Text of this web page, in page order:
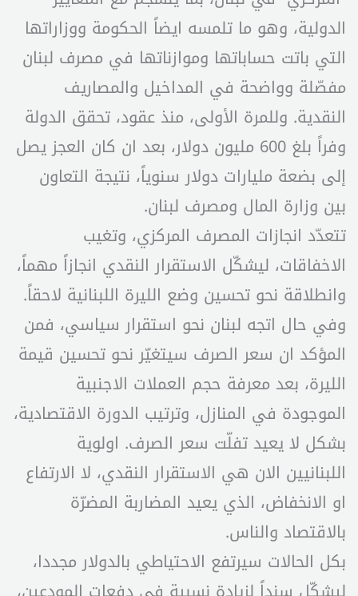
الدولية، وهو ما تلمسه ايضاً الحكومة ووزاراتها
التي باتت حساباتها وموازناتها في مصرف لبنان
مفصّلة وواضحة في المداخيل والمصاريف
النقدية. وللمرة الأولى، منذ عقود، تحقق الدولة
وفراً بلغ 600 مليون دولار، بعد ان كان العجز يصل
إلى بضعة مليارات دولار سنوياً، نتيجة التعاون
بين وزارة المال ومصرف لبنان.
تتعدّد انجازات المصرف المركزي، وتغيب
الاخفاقات، ليشكّل الاستقرار النقدي انجازاً مهماً،
وانطلاقة نحو تحسين وضع الليرة اللبنانية لاحقاً.
وفي حال اتجه لبنان نحو استقرار سياسي، فمن
المؤكد ان سعر الصرف سيتغيّر نحو تحسين قيمة
الليرة، بعد معرفة حجم العملات الاجنبية
الموجودة في المنازل، وترتيب الدورة الاقتصادية،
بشكل لا يعيد تفلّت سعر الصرف. اولوية
اللبنانيين الان هي الاستقرار النقدي، لا الارتفاع
او الانخفاض، الذي يعيد المضاربة المضرّة
بالاقتصاد والناس.
بكل الحالات سيرتفع الاحتياطي بالدولار مجددا،